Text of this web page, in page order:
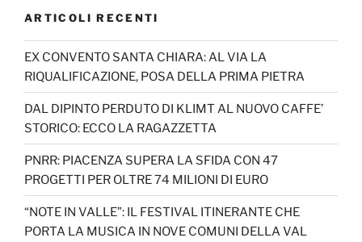
ARTICOLI RECENTI
EX CONVENTO SANTA CHIARA: AL VIA LA
RIQUALIFICAZIONE, POSA DELLA PRIMA PIETRA
DAL DIPINTO PERDUTO DI KLIMT AL NUOVO CAFFE’
STORICO: ECCO LA RAGAZZETTA
PNRR: PIACENZA SUPERA LA SFIDA CON 47
PROGETTI PER OLTRE 74 MILIONI DI EURO
“NOTE IN VALLE”: IL FESTIVAL ITINERANTE CHE
PORTA LA MUSICA IN NOVE COMUNI DELLA VAL